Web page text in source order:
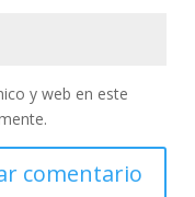
y web en este